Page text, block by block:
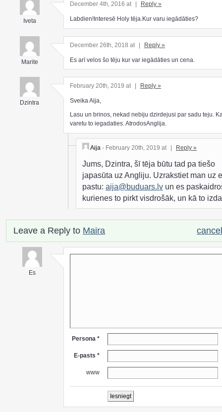
Iveta
December 4th, 2016 at Reply »
Labdien!Interesē Holy tēja.Kur varu iegādāties?
Marite
December 26th, 2018 at | Reply »
Es arī velos šo tēju kur var iegādāties un cena.
Dzintra
February 20th, 2019 at Reply »
Sveika Aija,
Lasu un brinos, nekad nebiju dzirdejusi par sadu teju.
varetu to iegadaties. AtrodosAnglija.
Aija - February 20th, 2019 at | Reply »
Jums, Dzintra, šī tēja būtu tad pa tiešo
japasūta uz Angliju. Uzrakstiet man uz
pastu: aija@buduars.lv un es
kurienes to pirkt visdrošāk, un kā to
Leave a Reply to Maira
Es
Persona *
E-pasts *
www